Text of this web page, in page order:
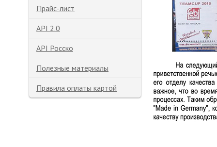
Прайс-лист
API 2.0
API Росско
Полезные материалы
Правила оплаты картой